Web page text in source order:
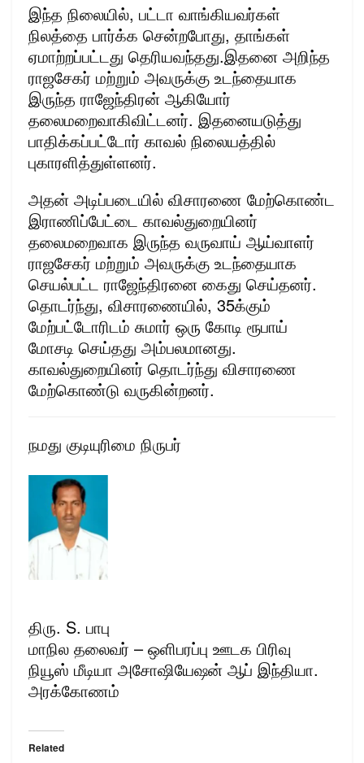
இந்த நிலையில், பட்டா வாங்கியவர்கள்
நிலத்தை பார்க்க சென்றபோது, தாங்கள்
ஏமாற்றப்பட்டது தெரியவந்தது.இதனை அறிந்த
ராஜசேகர் மற்றும் அவருக்கு உடந்தையாக
இருந்த ராஜேந்திரன் ஆகியோர்
தலைமறைவாகிவிட்டனர். இதனையடுத்து
பாதிக்கப்பட்டோர் காவல் நிலையத்தில்
புகாரளித்துள்ளனர்.
அதன் அடிப்படையில் விசாரணை மேற்கொண்ட
இராணிப்பேட்டை காவல்துறையினர்
தலைமறைவாக இருந்த வருவாய் ஆய்வாளர்
ராஜசேகர் மற்றும் அவருக்கு உடந்தையாக
செயல்பட்ட ராஜேந்திரனை கைது செய்தனர்.
தொடர்ந்து, விசாரணையில், 35க்கும்
மேற்பட்டோரிடம் சுமார் ஒரு கோடி ரூபாய்
மோசடி செய்தது அம்பலமானது.
காவல்துறையினர் தொடர்ந்து விசாரணை
மேற்கொண்டு வருகின்றனர்.
நமது குடியுரிமை நிருபர்
திரு. S. பாபு
மாநில தலைவர் – ஒளிபரப்பு ஊடக பிரிவு
நியூஸ் மீடியா அசோஷியேஷன் ஆப் இந்தியா.
அரக்கோணம்
Related